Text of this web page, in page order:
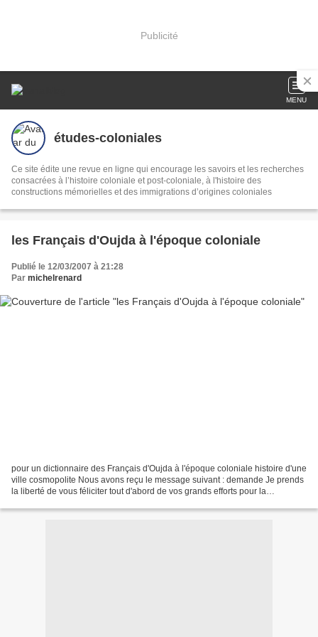
Publicité
MENU
études-coloniales
Ce site édite une revue en ligne qui encourage les savoirs et les recherches
consacrées à l’histoire coloniale et post-coloniale, à l'histoire des
constructions mémorielles et des immigrations d’origines coloniales
les Français d'Oujda à l'époque coloniale
Publié le 12/03/2007 à 21:28
Par michelrenard
pour un dictionnaire des Français d'Oujda à l'époque coloniale histoire d'une
ville cosmopolite Nous avons reçu le message suivant : demande Je prends
la liberté de vous féliciter tout d'abord de vos grands efforts pour la